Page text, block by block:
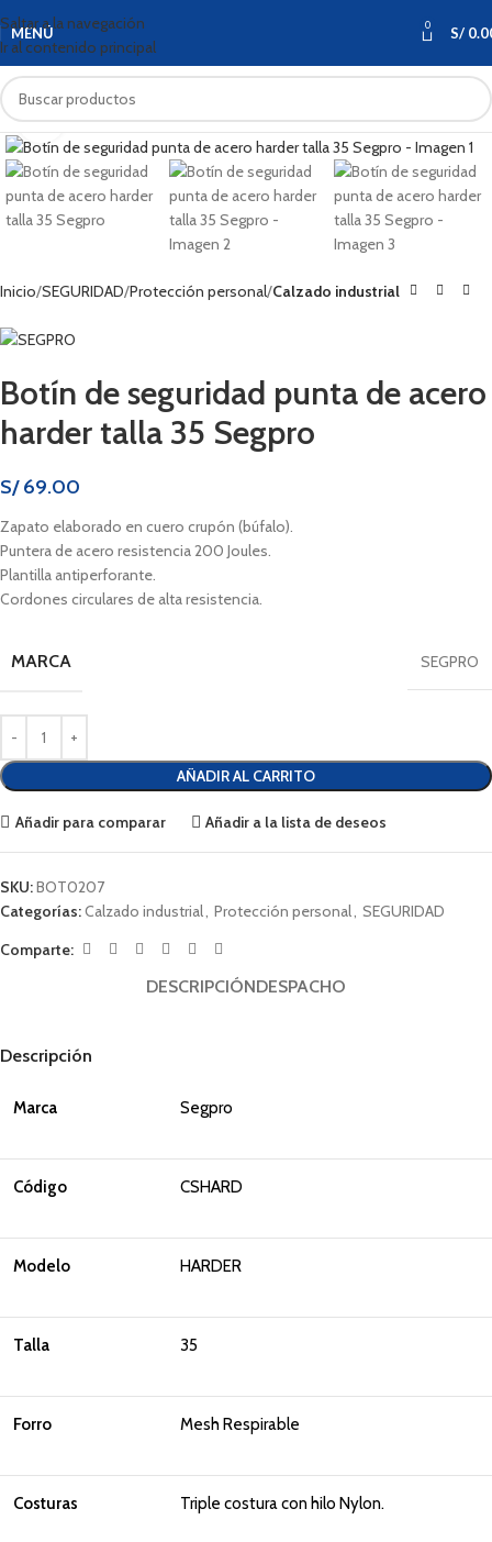
Saltar a la navegación
Ir al contenido principal
MENÚ 0 S/
Haga clic para ampliar
Inicio SEGURIDAD Protección personal Calzado industrial
Botín de seguridad punta de acero
harder talla 35 Segpro
S/69.00
Zapato elaborado en cuero crupón (búfalo).
Puntera de acero resistencia 200 Joules.
Plantilla antiperforante.
Cordones circulares de alta resistencia.
MARCA SEGPRO
AÑADIR AL CARRITO
Añadir para comparar Añadir a la lista de deseos
SKU:BOT0207
Categorías:Calzado industrial, Protección personal, SEGURIDAD
Comparte:
DESCRIPCIÓNDESPACHO
Descripción
Marca Segpro
Código CSHARD
Modelo HARDER
Talla 35
Forro Mesh Respirable
Costuras Triple costura con hilo Nylon.